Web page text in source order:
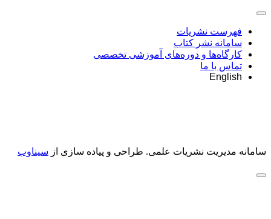
فهرست نشریات
سامانه نشر کتاب
کارگاه‌ها و دوره‌های آموزشی تخصصی
تماس با ما
English
سامانه مدیریت نشریات علمی. طراحی و پیاده سازی از سیناوب